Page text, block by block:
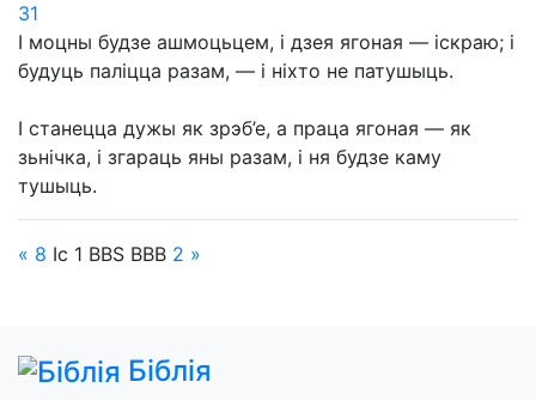
31
І моцны будзе ашмоцьцем, і дзея ягоная — іскраю; і
будуць паліцца разам, — і ніхто не патушыць.
І станецца дужы як зрэб’е, а праца ягоная — як
зьнічка, і згараць яны разам, і ня будзе каму
тушыць.
« 8 Іс 1 BBS BBB 2 »
Біблія